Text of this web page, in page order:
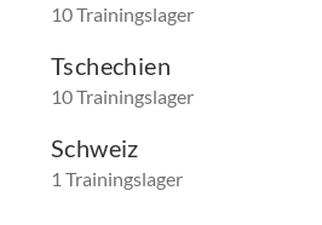
10 Trainingslager
Tschechien
10 Trainingslager
Schweiz
1 Trainingslager